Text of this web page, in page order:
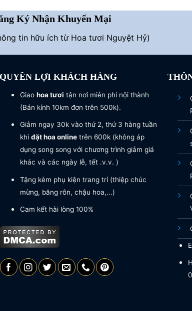
Ký Nhận Khuyến Mại
tin hữu ích từ Hoa tươi Nguyệt Hỷ)
QUYỀN LỢI KHÁCH HÀNG
Giao hoa tươi tận nơi miễn phí nội thành
(Bán kính 10km đơn trên 500k).
Giảm ngay 30k vào thứ 2, thứ 3 hàng tuần
khi đặt hoa onlinetrên 600k (không áp
dụng song song với chương trình giảm giá
khác và các ngày lễ, tết .v.v. )
Tặng kèm phụ kiện trang trí (thiệp chúc
mừng, băng rôn, chậu hoa,...)
Cam kết hài lòng 100%